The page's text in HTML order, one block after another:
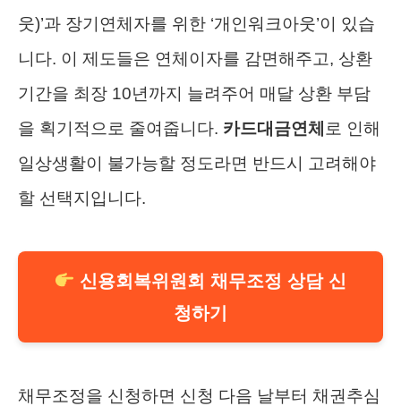
웃)’과 장기연체자를 위한 ‘개인워크아웃’이 있습
니다. 이 제도들은 연체이자를 감면해주고, 상환
기간을 최장 10년까지 늘려주어 매달 상환 부담
을 획기적으로 줄여줍니다. 카드대금연체 로 인해
일상생활이 불가능할 정도라면 반드시 고려해야
할 선택지입니다.
신용회복위원회 채무조정 상담 신
청하기
채무조정을 신청하면 신청 다음 날부터 채권추심